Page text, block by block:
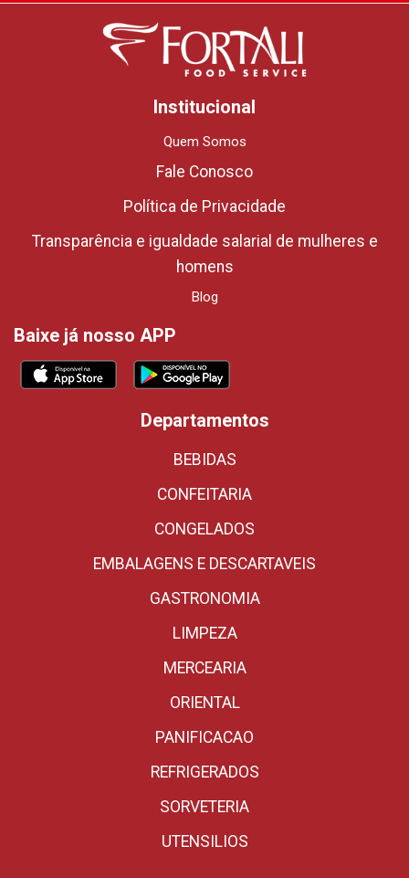
Institucional
Quem Somos
Fale Conosco
Política de Privacidade
Transparência e igualdade salarial de mulheres e
homens
Blog
Baixe já nosso APP
Departamentos
BEBIDAS
CONFEITARIA
CONGELADOS
EMBALAGENS E DESCARTAVEIS
GASTRONOMIA
LIMPEZA
MERCEARIA
ORIENTAL
PANIFICACAO
REFRIGERADOS
SORVETERIA
UTENSILIOS